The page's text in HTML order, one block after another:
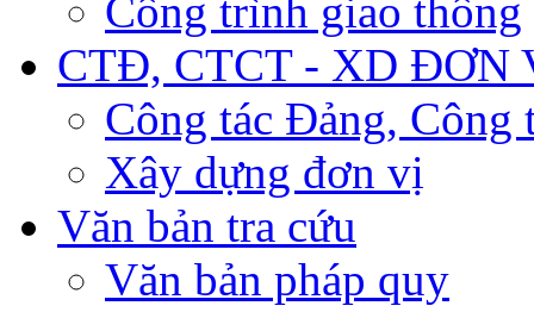
Công trình giao thông
CTĐ, CTCT - XD ĐƠN
Công tác Đảng, Công
Xây dựng đơn vị
Văn bản tra cứu
Văn bản pháp quy